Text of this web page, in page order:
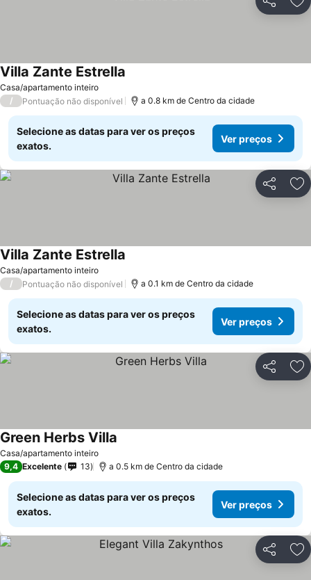
Partilhar
Casa/apartamento inteiro
Villa Zante Estrella
/ Pontuação não disponível a 0.8 km de Centro da cidade
Selecione as datas para ver os preços
exatos.
Ver preços
Partilhar
Casa/apartamento inteiro
Villa Zante Estrella
/ Pontuação não disponível a 0.1 km de Centro da cidade
Selecione as datas para ver os preços
exatos.
Ver preços
Partilhar
Casa/apartamento inteiro
Green Herbs Villa
9,4 Excelente 13 a 0.5 km de Centro da cidade
Selecione as datas para ver os preços
exatos.
Ver preços
Partilhar